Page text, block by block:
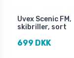
Uvex Scenic FM,
skibriller, sort
699 DKK